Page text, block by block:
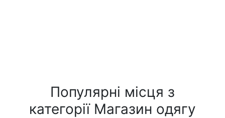
Популярні місця з
категорії Магазин одягу